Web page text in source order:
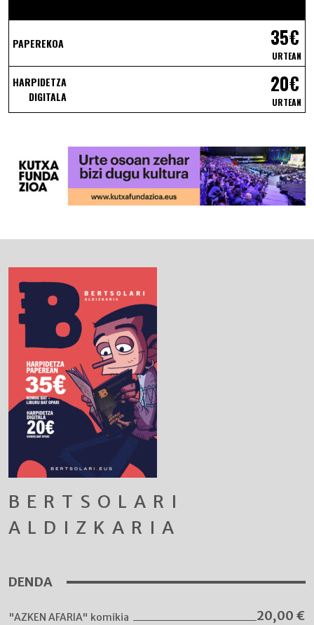
PAPEREKOA 35€
URTEAN
HARPIDETZA
DIGITALA
20€
URTEAN
BERTSOLARI
ALDIZKARIA
DENDA
"AZKEN AFARIA" komikia 20,00 €